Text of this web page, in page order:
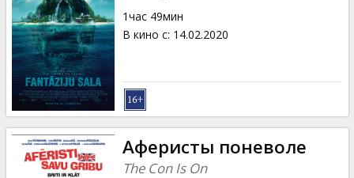
1час 49мин
В кино с: 14.02.2020
Аферисты поневоле
The Con Is On